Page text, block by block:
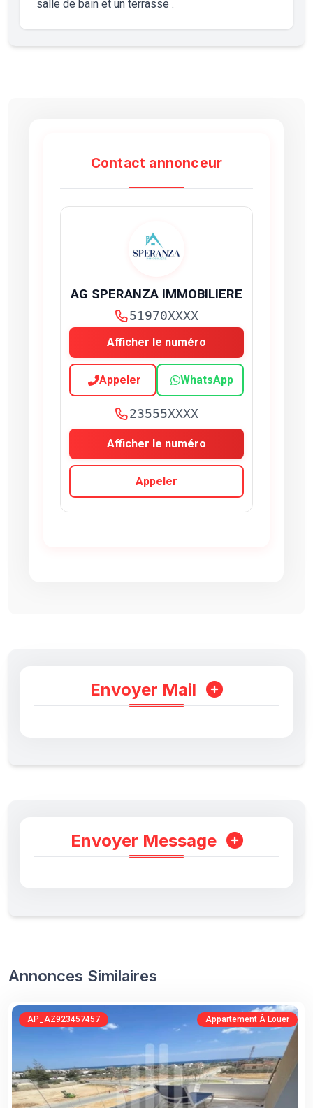
salle de bain et un terrasse .
Contact annonceur
AG SPERANZA IMMOBILIERE
51970XXXX
Afficher le numéro
Appeler WhatsApp
23555XXXX
Afficher le numéro
Appeler
Envoyer Mail
Envoyer Message
Annonces Similaires
AP_AZ923457457 Appartement À Louer